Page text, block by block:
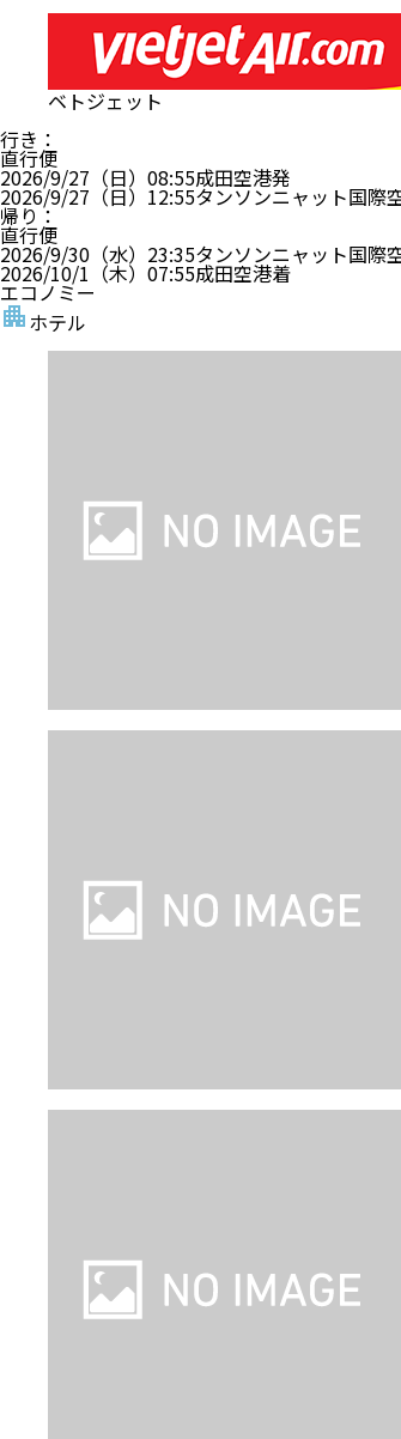
ベトジェット
行き ：
直行便
2026/9/27（日） 08:55成田空港発
2026/9/27（日） 12:55タンソンニャット国際
帰り ：
直行便
2026/9/30（水） 23:35タンソンニャット国際
2026/10/1（木） 07:55成田空港着
エコノミー
ホテル